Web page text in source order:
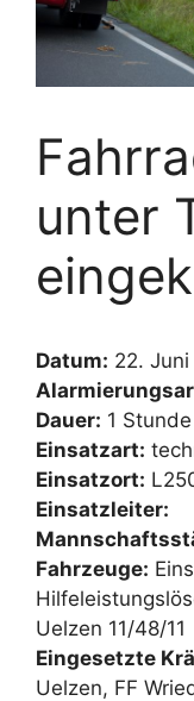
unter
Datum: 22.
Dauer: 1
Einsatzart:
Einsatzort:
Einsatzleiter:
Fahrzeuge:
Uelzen 11/48/11
Eingesetzte
Uelzen, FF